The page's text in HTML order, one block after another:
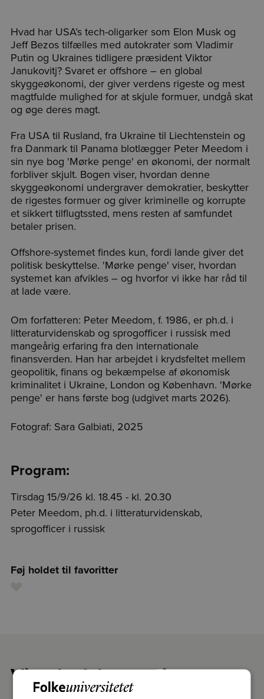
Hvad har USA’s tech-oligarker som Elon Musk og
Jeff Bezos tilfælles med autokrater som Vladimir
Putin og Ukraines tidligere præsident Viktor
Janukovitj? Svaret er offshore – en global
skyggeøkonomi, der giver verdens rigeste og mest
magtfulde mulighed for at skjule formuer, undgå skat
og øge deres magt.
Fra USA til Rusland, fra Ukraine til Liechtenstein og
fra Danmark til Panama blotlægger Peter Meedom i
sin nye bog 'Mørke penge' en økonomi, der normalt
forbliver skjult. Bogen viser, hvordan denne
skyggeøkonomi undergraver demokratier, beskytter
de rigestes formuer og giver kriminelle og korrupte
et sikkert tilflugtssted, mens resten af samfundet
betaler prisen.
Offshore-systemet findes kun, fordi lande giver det
politisk beskyttelse. 'Mørke penge' viser, hvordan
systemet kan afvikles – og hvorfor vi ikke har råd til
at lade være.
Om forfatteren: Peter Meedom, f. 1986, er ph.d. i
litteraturvidenskab og sprogofficer i russisk med
mangeårig erfaring fra den internationale
finansverden. Han har arbejdet i krydsfeltet mellem
geopolitik, finans og bekæmpelse af økonomisk
kriminalitet i Ukraine, London og København. 'Mørke
penge' er hans første bog (udgivet marts 2026).
Fotograf: Sara Galbiati, 2025
Program:
Tirsdag 15/9/26 kl. 18.45 - kl. 20.30
Peter Meedom, ph.d. i litteraturvidenskab,
sprogofficer i russisk
Føj holdet til favoritter
Vi anbefaler også